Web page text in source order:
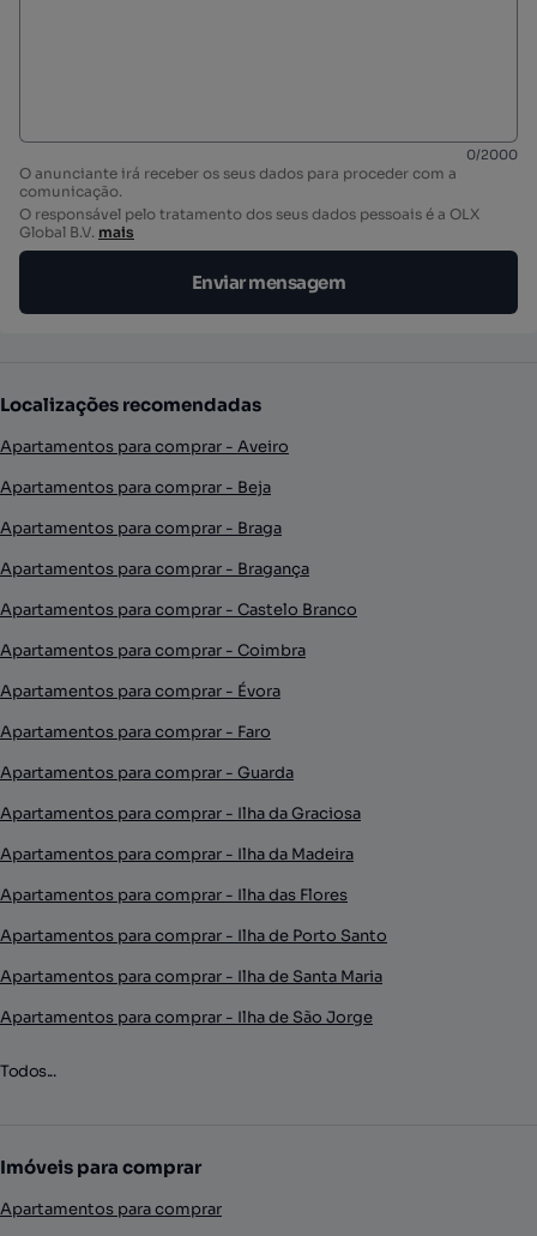
0/2000
O anunciante irá receber os seus dados para proceder com a
comunicação.
O responsável pelo tratamento dos seus dados pessoais é a OLX
Global B.V. mais
Enviar mensagem
Localizações recomendadas
Apartamentos para comprar - Aveiro
Apartamentos para comprar - Beja
Apartamentos para comprar - Braga
Apartamentos para comprar - Bragança
Apartamentos para comprar - Castelo Branco
Apartamentos para comprar - Coimbra
Apartamentos para comprar - Évora
Apartamentos para comprar - Faro
Apartamentos para comprar - Guarda
Apartamentos para comprar - Ilha da Graciosa
Apartamentos para comprar - Ilha da Madeira
Apartamentos para comprar - Ilha das Flores
Apartamentos para comprar - Ilha de Porto Santo
Apartamentos para comprar - Ilha de Santa Maria
Apartamentos para comprar - Ilha de São Jorge
Todos...
Imóveis para comprar
Apartamentos para comprar